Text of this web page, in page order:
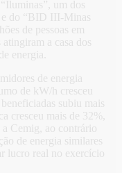
um dos
e do “BID III-Minas
de pessoas em
atingiram a casa dos
energia.
de energia
de kW/h cresceu
subiu mais
cresceu mais de 32%,
a Cemig, ao contrário
de energia similares
lucro real no exercício